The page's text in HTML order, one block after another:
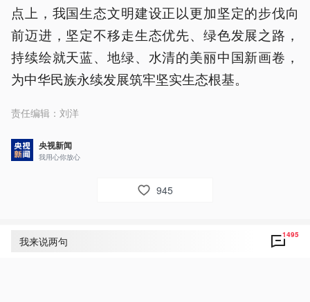
点上，我国生态文明建设正以更加坚定的步伐向
前迈进，坚定不移走生态优先、绿色发展之路，
持续绘就天蓝、地绿、水清的美丽中国新画卷，
为中华民族永续发展筑牢坚实生态根基。
责任编辑： 刘洋
央视新闻
我用心你放心
945
评论1495
我来说两句 1495